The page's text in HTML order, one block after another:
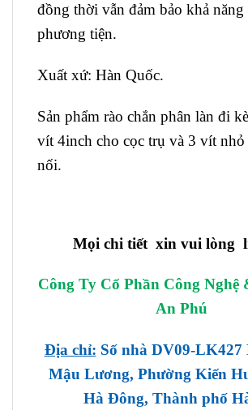
đồng thời vẫn đảm bảo khả năng
phương tiện.
Xuất xứ: Hàn Quốc.
Sản phẩm rào chắn phân làn đi
vít 4inch cho cọc trụ và 3 vít nhỏ
nối.
Mọi chi tiết xin vui lòng
Công Ty Cổ Phần Công
An Phú
Địa chỉ: Số nhà DV09-
Mậu Lương, Phường Kiến
Hà Đông, Thành phố